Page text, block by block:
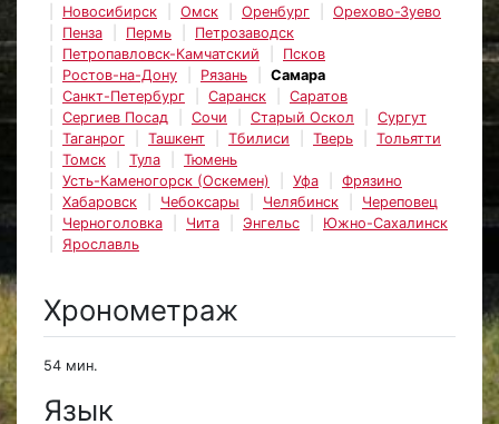
Новосибирск
Омск Оренбург
Орехово-Зуево
Пенза
Пермь
Петрозаводск
Петропавловск-Камчатский
Псков
Ростов-на-Дону
Рязань
Самара
Санкт-Петербург
Саранск
Саратов
Сергиев Посад
Сочи Старый Оскол
Сургут
Таганрог
Ташкент Тбилиси Тверь
Тольятти
Томск
Тула
Тюмень
Усть-Каменогорск (Оскемен)
Уфа
Фрязино
Хабаровск
Чебоксары Челябинск
Череповец
Черноголовка
Чита Энгельс
Южно-Сахалинск
Ярославль
Хронометраж
54 мин.
Язык